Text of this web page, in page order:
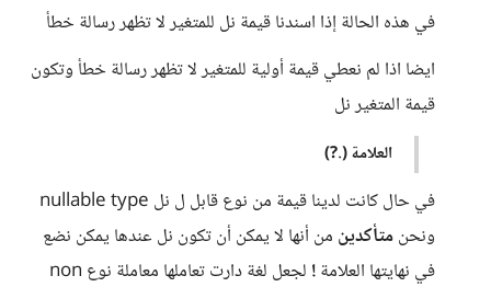
في هذه الحالة إذا اسندنا قيمة نل للمتغير لا تظهر رسالة خطأ
ايضا اذا لم نعطي قيمة أولية للمتغير لا تظهر رسالة خطأ وتكون
قيمة المتغير نل
العلامة (.?)
في حال كانت لدينا قيمة من نوع قابل ل نل nullable type
ونحنمتأكدين من أنها لا يمكن أن تكون نل عندها يمكن نضع
في نهايتها العلامة!
لجعل لغة دارت تعاملها معاملة نوع non